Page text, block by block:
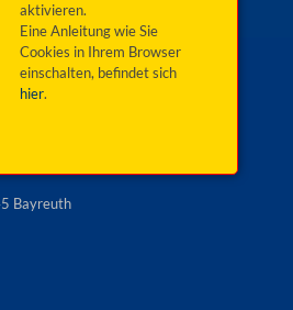
aktivieren.
Eine Anleitung wie Sie
Cookies in Ihrem Browser
einschalten, befindet sich
hier.
mbh
Oberfränkisch IV
2027
Bayreuth